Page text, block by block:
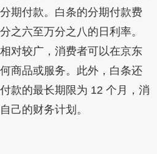
期付款。白条的分期付款费
之六至万分之八的日利率。
对较广，消费者可以在京东
商品或服务。此外，白条还
款的最长期限为 12 个月，消
己的财务计划。